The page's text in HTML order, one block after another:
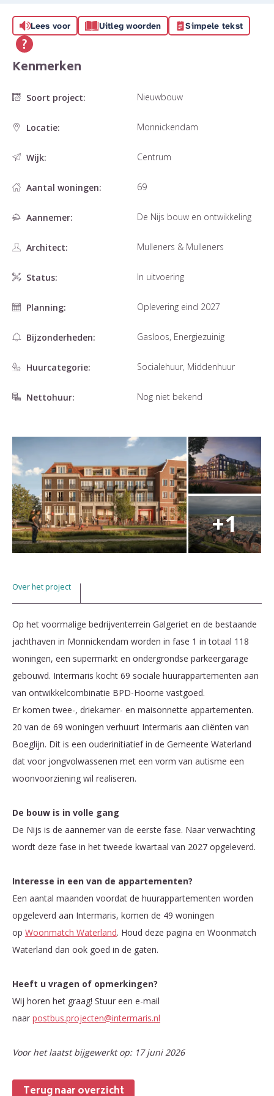
Lees voor Uitleg woorden Simpele tekst
Kenmerken
Soort project: Nieuwbouw
Locatie: Monnickendam
Wijk: Centrum
Aantal woningen: 69
Aannemer: De Nijs bouw en ontwikkeling
Architect: Mulleners & Mulleners
Status: In uitvoering
Planning: Oplevering eind 2027
Bijzonderheden: Gasloos, Energiezuinig
Huurcategorie: Socialehuur, Middenhuur
Nettohuur: Nog niet bekend
Over het project
Op het voormalige bedrijventerrein Galgeriet en de bestaande
jachthaven in Monnickendam worden in fase 1 in totaal 118
woningen, een supermarkt en ondergrondse parkeergarage
gebouwd. Intermaris kocht 69 sociale huurappartementen aan
van ontwikkelcombinatie BPD-Hoorne vastgoed.
Er komentwee-, driekamer- en maisonnette appartementen.
20 van de 69 woningen verhuurt Intermaris aan cliënten van
Boeglijn. Dit is een ouderinitiatief in de Gemeente Waterland
dat voor jongvolwassenen met een vorm van autisme een
woonvoorziening wil realiseren.
De bouw is in volle gang
De Nijs is de aannemer van de eerste fase. Naar verwachting
wordt deze fase in het tweede kwartaal van 2027 opgeleverd.
Interesse in een van de appartementen?
Een aantal maanden voordat de huurappartementen worden
opgeleverd aan Intermaris, komen de 49 woningen
op Woonmatch Waterland. Houd deze pagina en Woonmatch
Waterland dan ook goed in de gaten.
Heeft u vragen of opmerkingen?
Wij horen het graag! Stuur een e-mail
naar postbus.projecten@intermaris.nl
Voor het laatst bijgewerkt op: 17 juni 2026
Terug naar overzicht